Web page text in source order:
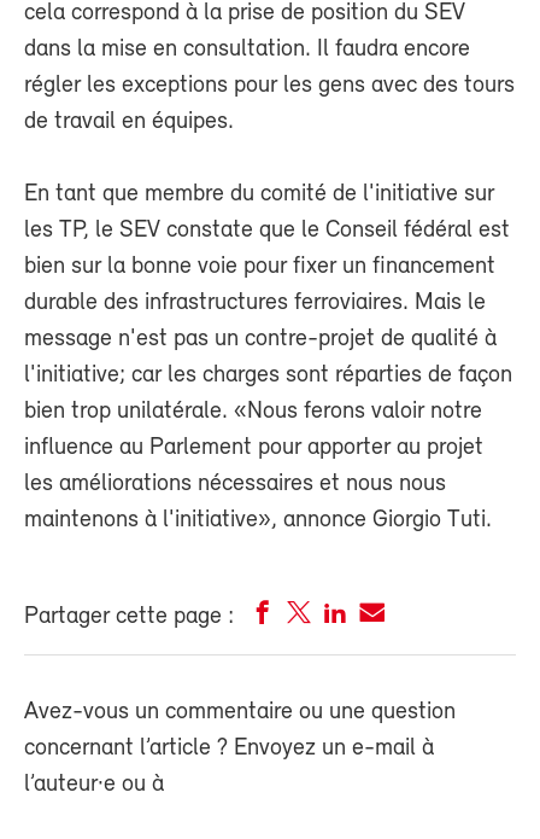
cela correspond à la prise de position du SEV
dans la mise en consultation. Il faudra encore
régler les exceptions pour les gens avec des tours
de travail en équipes.
En tant que membre du comité de l'initiative sur
les TP, le SEV constate que le Conseil fédéral est
bien sur la bonne voie pour fixer un financement
durable des infrastructures ferroviaires. Mais le
message n'est pas un contre-projet de qualité à
l'initiative; car les charges sont réparties de façon
bien trop unilatérale. «Nous ferons valoir notre
influence au Parlement pour apporter au projet
les améliorations nécessaires et nous nous
maintenons à l'initiative», annonce Giorgio Tuti.
Partager cette page :
Avez-vous un commentaire ou une question
concernant l’article ? Envoyez un e-mail à
l’auteur·e ou à